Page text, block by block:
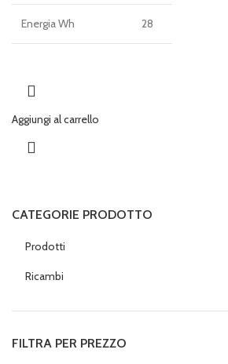
CATEGORIE PRODOTTO
Prodotti
Ricambi
FILTRA PER PREZZO
Energia Wh 28
Aggiungi al carrello